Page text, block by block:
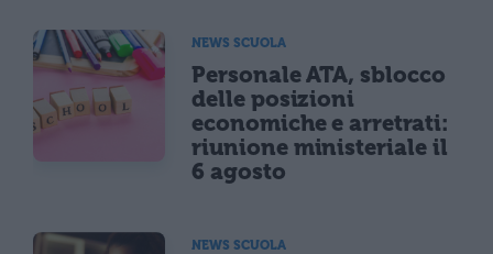
NEWS SCUOLA
Personale ATA, sblocco
delle posizioni
economiche e arretrati:
riunione ministeriale il
6 agosto
NEWS SCUOLA